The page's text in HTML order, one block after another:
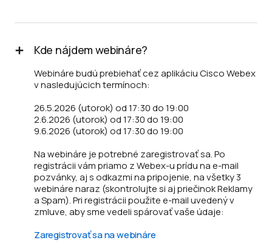
Kde nájdem webináre?
Webináre budú prebiehať cez aplikáciu Cisco Webex
v nasledujúcich termínoch:
26.5.2026 (utorok) od 17:30 do 19:00
2.6.2026 (utorok) od 17:30 do 19:00
9.6.2026 (utorok) od 17:30 do 19:00
Na webináre je potrebné zaregistrovať sa. Po
registrácii vám priamo z Webex-u prídu na e-mail
pozvánky, aj s odkazmi na pripojenie, na všetky 3
webináre naraz (skontrolujte si aj priečinok Reklamy
a Spam). Pri registrácii použite e-mail uvedený v
zmluve, aby sme vedeli spárovať vaše údaje:
Zaregistrovať sa na webináre